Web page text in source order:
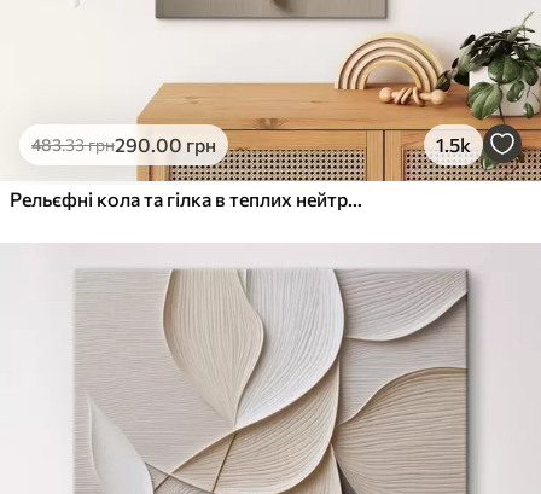
483.33грн290.00 грн 1.5k
Рельєфні кола та гілка в теплих нейтральних тонах